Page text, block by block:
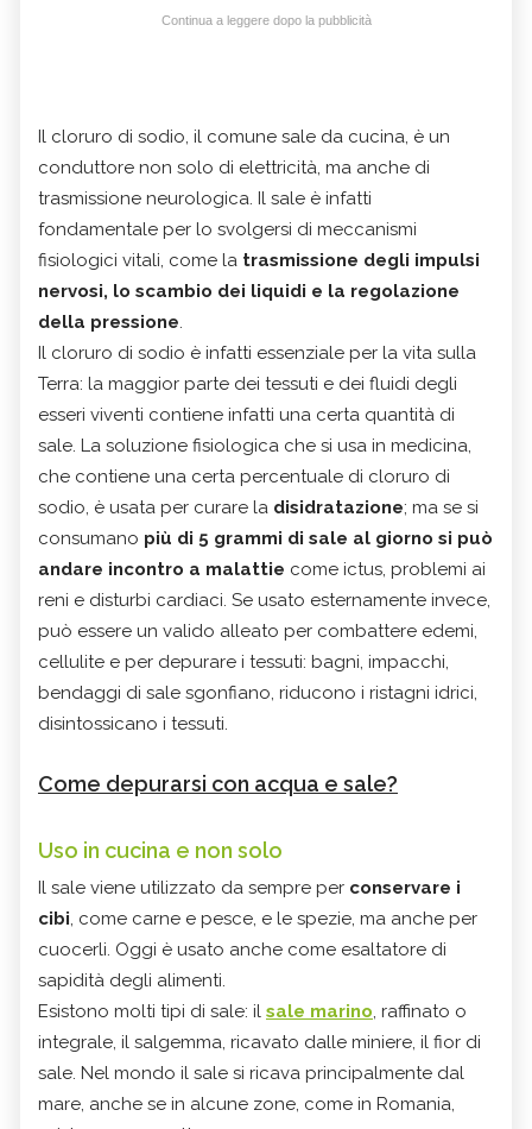
Continua a leggere dopo la pubblicità
Il cloruro di sodio, il comune sale da cucina, è un
conduttore non solo di elettricità, ma anche di
trasmissione neurologica. Il sale è infatti
fondamentale per lo svolgersi di meccanismi
fisiologici vitali, come la trasmissione degli impulsi
nervosi, lo scambio dei liquidi e la regolazione
della pressione.
Il cloruro di sodio è infatti essenziale per la vita sulla
Terra: la maggior parte dei tessuti e dei fluidi degli
esseri viventi contiene infatti una certa quantità di
sale. La soluzione fisiologica che si usa in medicina,
che contiene una certa percentuale di cloruro di
sodio, è usata per curare la disidratazione; ma se si
consumano più di 5 grammi di sale al giorno si può
andare incontro a malattie come ictus, problemi ai
reni e disturbi cardiaci. Se usato esternamente invece,
può essere un valido alleato per combattere edemi,
cellulite e per depurare i tessuti: bagni, impacchi,
bendaggi di sale sgonfiano, riducono i ristagni idrici,
disintossicano i tessuti.
Come depurarsi con acqua e sale?
Uso in cucina e non solo
Il sale viene utilizzato da sempre per conservare i
cibi, come carne e pesce, e le spezie, ma anche per
cuocerli. Oggi è usato anche come esaltatore di
sapidità degli alimenti.
Esistono molti tipi di sale: il sale marino, raffinato o
integrale, il salgemma, ricavato dalle miniere, il fior di
sale. Nel mondo il sale si ricava principalmente dal
mare, anche se in alcune zone, come in Romania,